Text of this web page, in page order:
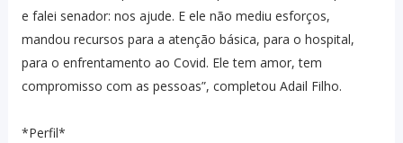
e falei senador: nos ajude. E ele não mediu esforços,
mandou recursos para a atenção básica, para o hospital,
para o enfrentamento ao Covid. Ele tem amor, tem
compromisso com as pessoas”, completou Adail Filho.
*Perfil*